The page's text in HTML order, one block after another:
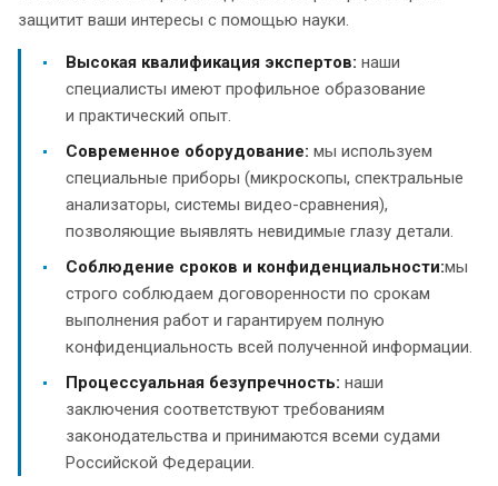
защитит ваши интересы с помощью науки.
Высокая квалификация экспертов: наши
специалисты имеют профильное образование
и практический опыт.
Современное оборудование: мы используем
специальные приборы (микроскопы, спектральные
анализаторы, системы видео-сравнения),
позволяющие выявлять невидимые глазу детали.
Соблюдение сроков и конфиденциальности:мы
строго соблюдаем договоренности по срокам
выполнения работ и гарантируем полную
конфиденциальность всей полученной информации.
Процессуальная безупречность: наши
заключения соответствуют требованиям
законодательства и принимаются всеми судами
Российской Федерации.